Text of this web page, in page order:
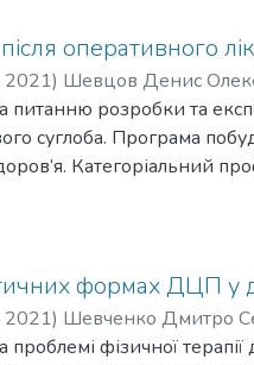
променевої кістки.
кістки у
оперативного
2021) Шевцов Денис
питанню розробки та
суглоба. Програма
Категоріальний
функціонування,
групи. Це говорить
суглоба.формах ДЦП у
2021) Шевченко Дмитро
проблемі фізичної